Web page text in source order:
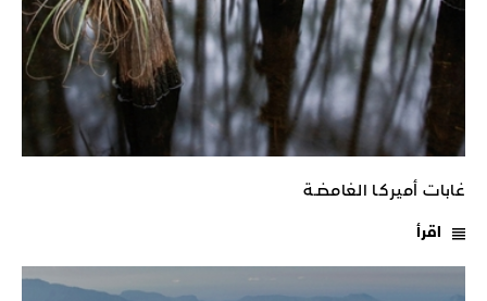
غابات أميركـا الغامضـة
اقرأ